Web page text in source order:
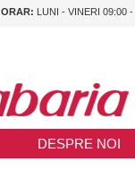
ORAR: LUNI - VINERI 09:00
DESPRE NOI